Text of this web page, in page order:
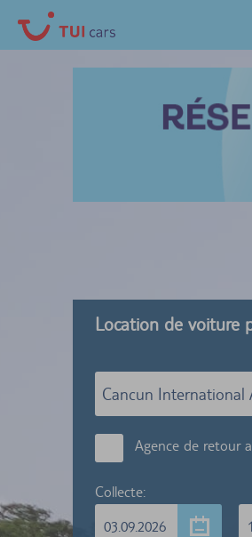
Location de voiture
Agence de retour
Collecte:
03.09.2026